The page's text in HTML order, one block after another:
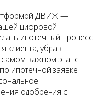
ДВИЖ —
цифровой
ипотечный процесс
клиента, убрав
важном этапе —
ипотечной заявке.
одобрения с